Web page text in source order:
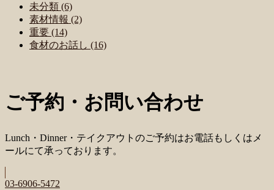
未分類 (6)
素材情報 (2)
重要 (14)
食材のお話し (16)
ご予約・お問い合わせ
Lunch・Dinner・テイクアウトのご予約はお電話もしくはメ
ールにて承っております。
03-6906-5472